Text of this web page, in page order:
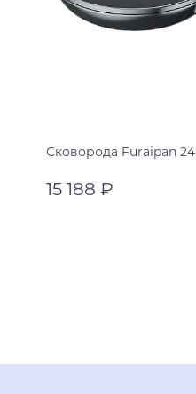
Сковорода Furaipan 24
15 188 ₽